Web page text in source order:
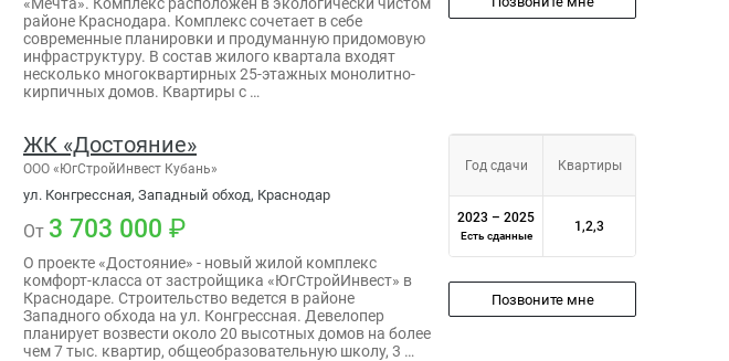
районе Краснодара. Комплекс сочетает в себе
современные планировки и продуманную придомовую
инфраструктуру. В состав жилого квартала входят
несколько многоквартирных 25-этажных монолитно-
кирпичных домов. Квартиры с …
ЖК «Достояние»
ООО «ЮгСтройИнвест Кубань»
ул. Конгрессная, Западный обход, Краснодар
От 3 703 000
О проекте «Достояние» - новый жилой комплекс
комфорт-класса от застройщика «ЮгСтройИнвест» в
Краснодаре. Строительство ведется в районе
Западного обхода на ул. Конгрессная. Девелопер
планирует возвести около 20 высотных домов на более
чем 7 тыс. квартир, общеобразовательную школу, 3 …
Год сдачи Квартиры
2023 – 2025
Есть сданные
1,2,3
Позвоните мне